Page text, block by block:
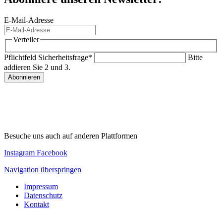
E-Mail-Adresse
Verteiler
Pflichtfeld Sicherheitsfrage*
Bitte
addieren Sie 2 und 3.
Abonnieren
Besuche uns auch auf anderen Plattformen
Instagram Facebook
Navigation überspringen
Impressum
Datenschutz
Kontakt